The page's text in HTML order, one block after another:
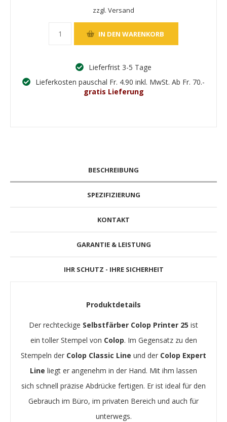
zzgl. Versand
Lieferfrist 3-5 Tage
Lieferkosten pauschal Fr. 4.90 inkl. MwSt. Ab Fr. 70.-
gratis Lieferung
BESCHREIBUNG
SPEZIFIZIERUNG
KONTAKT
GARANTIE & LEISTUNG
IHR SCHUTZ - IHRE SICHERHEIT
Produktdetails
Der rechteckige Selbstfärber Colop Printer 25 ist
ein toller Stempel von Colop. Im Gegensatz zu den
Stempeln der Colop Classic Line und der Colop Expert
Line liegt er angenehm in der Hand. Mit ihm lassen
sich schnell präzise Abdrücke fertigen. Er ist ideal für den
Gebrauch im Büro, im privaten Bereich und auch für
unterwegs.